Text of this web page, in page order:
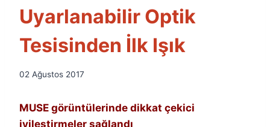
Uyarlanabilir Optik
Tesisinden İlk Işık
By
Özyar
02 Ağustos 2017
MUSE görüntülerinde dikkat çekici
iyileştirmeler sağlandı